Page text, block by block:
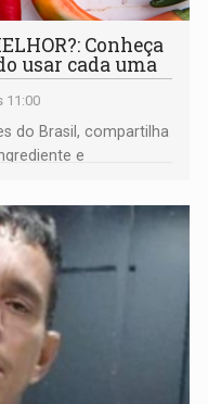
Conheça
usar cada uma
11:00
do Brasil, compartilha
e